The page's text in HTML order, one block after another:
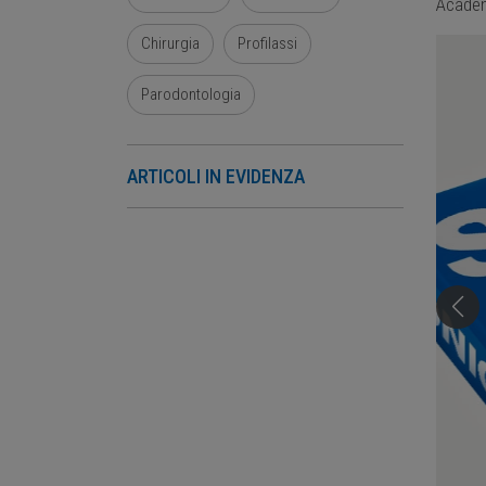
Chirurgia Profilassi
Parodontologia
ARTICOLI IN EVIDENZA